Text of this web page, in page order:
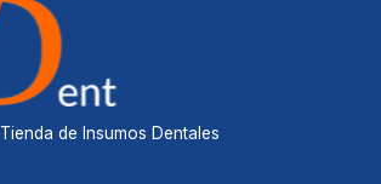
Tienda de Insumos Dentales